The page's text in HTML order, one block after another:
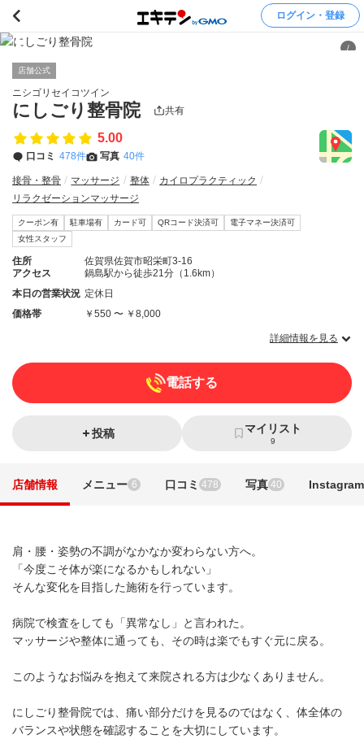
ログイン・登録
/
店舗公式
ニシゴリセイコツイン
にしごり整骨院 共有
5.00
口コミ 478件 写真 40件
接骨・整骨 マッサージ 整体
カイロプラクティック
リラクゼーションマッサージ
クーポン有 駐車場有 カード可 QRコード決済可
電子マネー決済可
女性スタッフ
住所
佐賀県佐賀市昭栄町3-16
アクセス
鍋島駅から徒歩21分（1.6km）
本日の営業状況 定休日
価格帯
￥550 〜 ￥8,000
詳細情報を見る
電話する
投稿 マイリスト
9
店舗情報 メニュー 6 口コミ 478 写真 40 Instagram
肩・腰・姿勢の不調がなかなか変わらない方へ。
「今度こそ体が楽になるかもしれない」
そんな変化を目指した施術を行っています。
病院で検査をしても「異常なし」と言われた。
マッサージや整体に通っても、その時は楽でもすぐ元に戻る。
このようなお悩みを抱えて来院される方は少なくありません。
にしごり整骨院では、痛い部分だけを見るのではなく、体全体の
バランスや状態を確認することを大切にしています。